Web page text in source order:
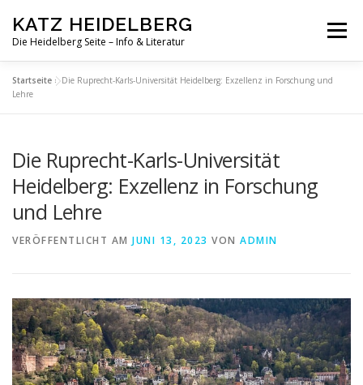
Inhalt
springen
KATZ HEIDELBERG
Die Heidelberg Seite – Info & Literatur
Menü
Startseite »Die Ruprecht-Karls-Universität Heidelberg: Exzellenz in Forschung und
Lehre
Die Ruprecht-Karls-Universität
Heidelberg: Exzellenz in Forschung
und Lehre
VERÖFFENTLICHT AM JUNI 13, 2023 VON ADMIN